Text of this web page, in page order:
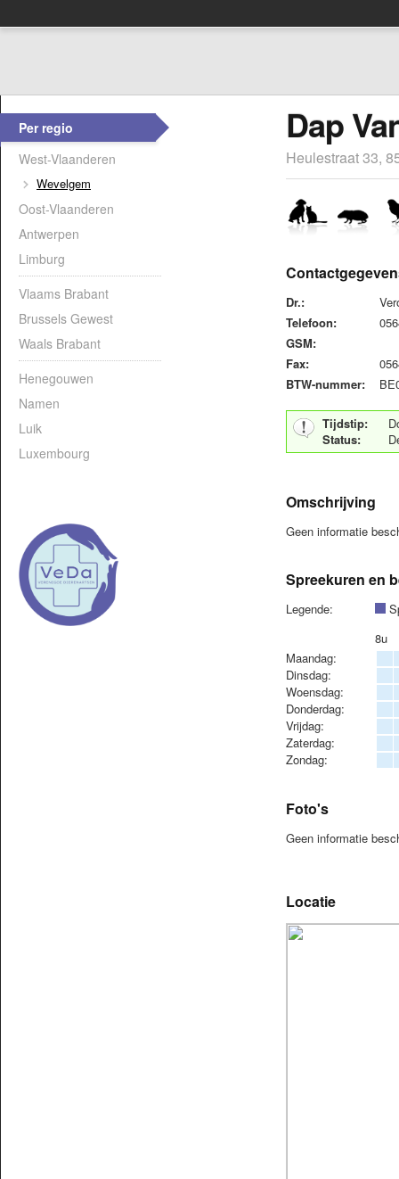
Per regio
West-Vlaanderen
Wevelgem
Oost-Vlaanderen
Antwerpen
Limburg
Vlaams Brabant
Brussels Gewest
Waals Brabant
Henegouwen
Namen
Luik
Luxembourg
Dap
Heulestraat 33,
Dr.:
Telefoon:
GSM:
Fax:
BTW-nummer:
Tijdstip:
Status:
Omschrijving
Geen informatie
Spreekuren en
Legende:
8u
Maandag:
Dinsdag:
Woensdag:
Donderdag:
Vrijdag:
Zaterdag:
Zondag:
Foto's
Geen informatie
Locatie